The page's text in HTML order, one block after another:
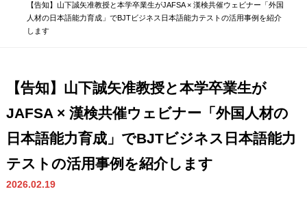
【告知】山下誠矢准教授と本学卒業生がJAFSA × 漢検共催ウェビナー「外国
人材の日本語能力育成」でBJTビジネス日本語能力テストの活用事例を紹介
します
【告知】山下誠矢准教授と本学卒業生が
JAFSA × 漢検共催ウェビナー「外国人材の
日本語能力育成」でBJTビジネス日本語能力
テストの活用事例を紹介します
2026.02.19